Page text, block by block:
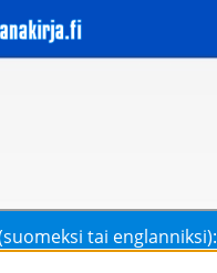
tai englanniksi):